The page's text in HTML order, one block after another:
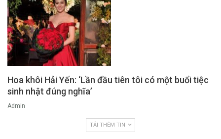
Hoa khôi Hải Yến: ‘Lần đầu tiên tôi có một buổi tiệc
sinh nhật đúng nghĩa’
Admin
TẢI THÊM TIN